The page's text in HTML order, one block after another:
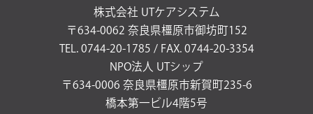
株式会社 UTケアシステム
〒634-0062 奈良県橿原市御坊町152
TEL. 0744-20-1785 / FAX. 0744-20-3354
NPO法人 UTシップ
〒634-0006 奈良県橿原市新賀町235-6
橋本第一ビル4階5号